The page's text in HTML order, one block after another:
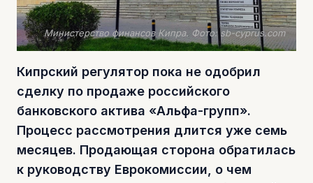
Министерство финансов Кипра. Фото: sb-cyprus.com
Кипрский регулятор пока не одобрил
сделку по продаже российского
банковского актива «Альфа-групп».
Процесс рассмотрения длится уже семь
месяцев. Продающая сторона обратилась
к руководству Еврокомиссии, о чем